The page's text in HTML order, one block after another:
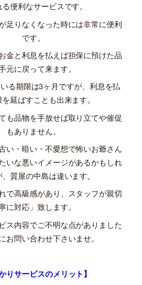
る便利なサービスです。
足りなくなった時には非常に便利
です。
金と利息を払えば担保に預けた品
元に戻って来ます。
る期限は3ヶ月ですが、利息を払
延ばすことも出来ます。
も品物を手放せば取り立てや催促
もありません。
い・暗い・不愛想で怖いお爺さん
いな悪いイメージがあるかもしれ
質屋の中島は違います。
で高級感があり、スタッフが親切
に対応」致します。
ス内容でご不明な点がありました
お問い合わせ下さいませ。
りサービスのメリット】